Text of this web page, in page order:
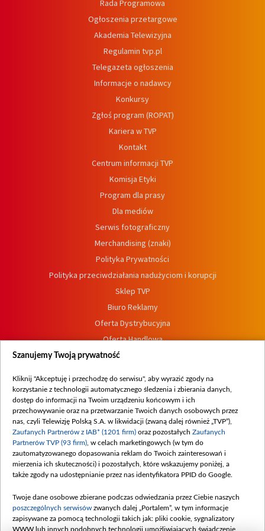
Rada Programowa
Ogłoszenia przetargowe
Akademia Telewizyjna
Regulamin tvp.pl
Telegazeta ogłoszenia
Informacje o nadawcy
Konkursy
Zgłoś program (ROPAT)
Kariera w TVP
Kontakt
Centrum informacji TVP
Komisja Etyki
Program dla prasy
Dla mediów
Serwis fotograficzny
Merchandising (znaki)
Polityka Prywatności
Polityka przeciwdziałania nadużyciom i korupcji
Sklep TVP
Biuro Reklamy
Oferta Dystrybucyjna
Oferta Handlowa
Dostępność
Procedura zgłoszeń wewnętrznych
Szanujemy Twoją prywatność
Kliknij "Akceptuję i przechodzę do serwisu", aby wyrazić zgody na
korzystanie z technologii automatycznego śledzenia i zbierania danych,
dostęp do informacji na Twoim urządzeniu końcowym i ich
przechowywanie oraz na przetwarzanie Twoich danych osobowych przez
nas, czyli Telewizję Polską S.A. w likwidacji (zwaną dalej również „TVP”),
Zaufanych Partnerów z IAB* (1201 firm) oraz pozostałych Zaufanych
Partnerów TVP (93 firm) , w celach marketingowych (w tym do
zautomatyzowanego dopasowania reklam do Twoich zainteresowań i
mierzenia ich skuteczności) i pozostałych, które wskazujemy poniżej, a
także zgody na udostępnianie przez nas identyfikatora PPID do Google.
Twoje dane osobowe zbierane podczas odwiedzania przez Ciebie naszych
poszczególnych serwisów zwanych dalej „Portalem”, w tym informacje
zapisywane za pomocą technologii takich jak: pliki cookie, sygnalizatory
WWW lub innych podobnych technologii umożliwiających świadczenie